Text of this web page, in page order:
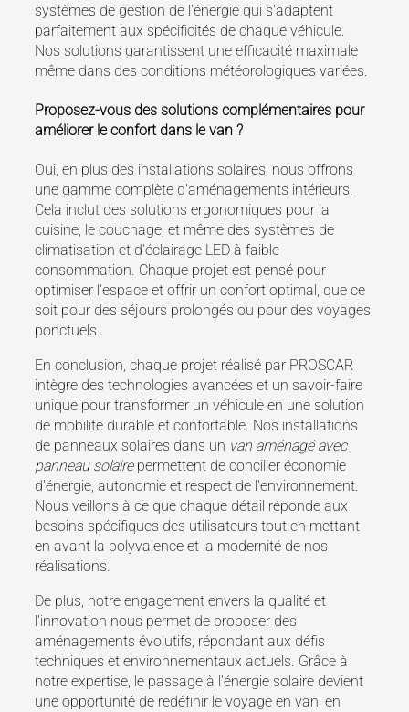
systèmes de gestion de l'énergie qui s'adaptent
parfaitement aux spécificités de chaque véhicule.
Nos solutions garantissent une efficacité maximale
même dans des conditions météorologiques variées.
Proposez-vous des solutions complémentaires pour
améliorer le confort dans le van ?
Oui, en plus des installations solaires, nous offrons
une gamme complète d'aménagements intérieurs.
Cela inclut des solutions ergonomiques pour la
cuisine, le couchage, et même des systèmes de
climatisation et d'éclairage LED à faible
consommation. Chaque projet est pensé pour
optimiser l'espace et offrir un confort optimal, que ce
soit pour des séjours prolongés ou pour des voyages
ponctuels.
En conclusion, chaque projet réalisé par PROSCAR
intègre des technologies avancées et un savoir-faire
unique pour transformer un véhicule en une solution
de mobilité durable et confortable. Nos installations
de panneaux solaires dans un van aménagé avec
panneau solairepermettent de concilier économie
d'énergie, autonomie et respect de l'environnement.
Nous veillons à ce que chaque détail réponde aux
besoins spécifiques des utilisateurs tout en mettant
en avant la polyvalence et la modernité de nos
réalisations.
De plus, notre engagement envers la qualité et
l'innovation nous permet de proposer des
aménagements évolutifs, répondant aux défis
techniques et environnementaux actuels. Grâce à
notre expertise, le passage à l'énergie solaire devient
une opportunité de redéfinir le voyage en van, en